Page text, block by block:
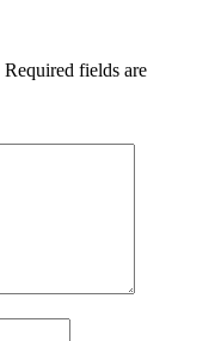
Required fields are